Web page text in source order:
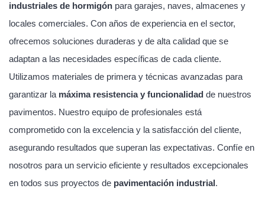
industriales de hormigón para garajes, naves, almacenes y
locales comerciales. Con años de experiencia en el sector,
ofrecemos soluciones duraderas y de alta calidad que se
adaptan a las necesidades específicas de cada cliente.
Utilizamos materiales de primera y técnicas avanzadas para
garantizar la máxima resistencia y funcionalidad de nuestros
pavimentos. Nuestro equipo de profesionales está
comprometido con la excelencia y la satisfacción del cliente,
asegurando resultados que superan las expectativas. Confíe en
nosotros para un servicio eficiente y resultados excepcionales
en todos sus proyectos de pavimentación industrial.